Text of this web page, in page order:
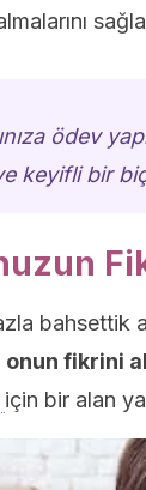
ödev
keyifli bir
bahsettik
onun fikrini
için bir alan